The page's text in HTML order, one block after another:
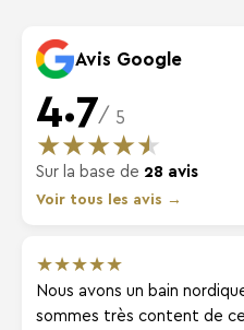
Avis Google
4.7/ 5
★★★★★
Sur la base de 28 avis
Voir tous les avis →
★★★★★
Nous avons un bain
sommes très content de